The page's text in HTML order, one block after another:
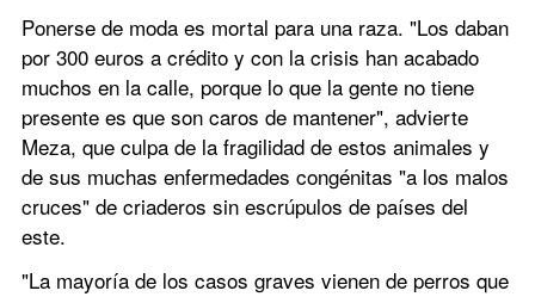
Ponerse de moda es mortal para una raza. "Los daban
por 300 euros a crédito y con la crisis han acabado
muchos en la calle, porque lo que la gente no tiene
presente es que son caros de mantener", advierte
Meza, que culpa de la fragilidad de estos animales y
de sus muchas enfermedades congénitas "a los malos
cruces" de criaderos sin escrúpulos de países del
este.
"La mayoría de los casos graves vienen de perros que